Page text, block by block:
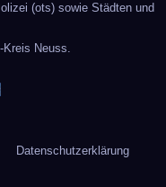
(ots) sowie Städten und
Kreis Neuss.
Datenschutzerklärung